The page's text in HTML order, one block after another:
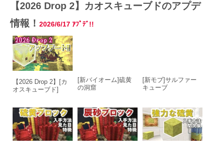
【2026 Drop 2】カオスキューブドのアプデ
情報！ 2026/6/17 ｱﾌﾟﾃﾞ!!
【2026 Drop 2】[カ
オスキューブド]
[新バイオーム]硫黄
の洞窟
[新モブ]サルファー
キューブ